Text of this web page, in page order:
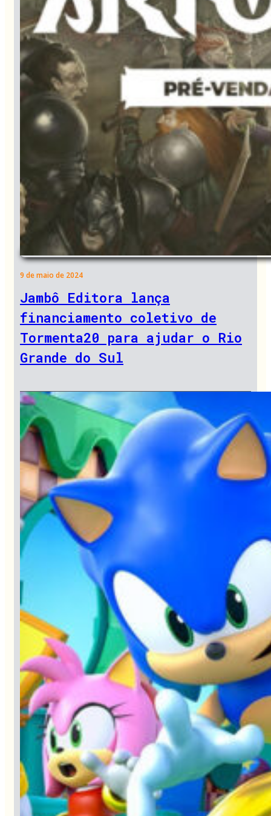
9 de maio de 2024
Jambô Editora lança
financiamento coletivo de
Tormenta20 para ajudar o Rio
Grande do Sul